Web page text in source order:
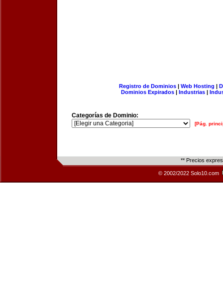
Registro de Dominios| Web Hosting |
Dominios Expirados | Industrias |
Categorías de Dominio:
[Pág.
** Precios
© 2002/2022 Solo10.com